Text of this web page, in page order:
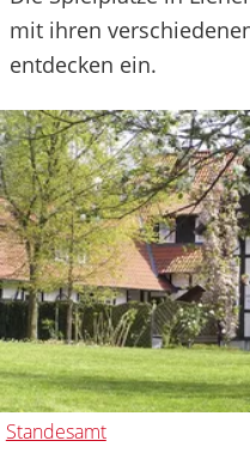
mit ihren
entdecken ein.
Standesamt